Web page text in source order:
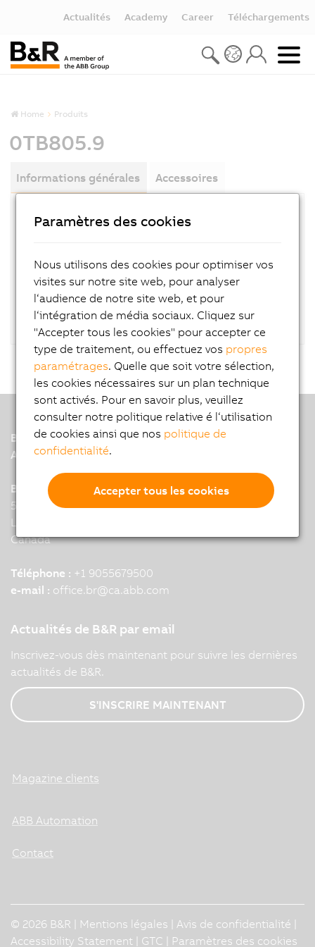
Actualités Academy Career Téléchargements
Home Produits
0TB805.9
Informations générales Accessoires
RÉFÉRENCE PRODUIT:
DESCRIPTION:
Accessories 5-pin SCREW TERMINAL
B&R
A member of the ABB Group
B&R HQ: Mississauga, ON
5895 Kennedy Road
L4Z 2G3 Mississauga
Canada
Téléphone : +1 9055679500
e-mail : office.br@ca.abb.com
Actualités de B&R par email
Inscrivez-vous dès maintenant pour suivre les dernières
actualités de B&R.
S'INSCRIRE MAINTENANT
Magazine clients
ABB Automation
Contact
© 2026 B&R | Mentions légales Avis de confidentialité
Accessibility Statement
GTC Paramètres des cookies
Paramètres des cookies
Nous utilisons des cookies pour optimiser vos
visites sur notre site web, pour analyser
l‘audience de notre site web, et pour
l‘intégration de média sociaux. Cliquez sur
"Accepter tous les cookies" pour accepter ce
type de traitement, ou effectuez vos propres
paramétrages. Quelle que soit votre sélection,
les cookies nécessaires sur un plan technique
sont activés. Pour en savoir plus, veuillez
consulter notre politique relative é l‘utilisation
de cookies ainsi que nos politique de
confidentialité.
Accepter tous les cookies